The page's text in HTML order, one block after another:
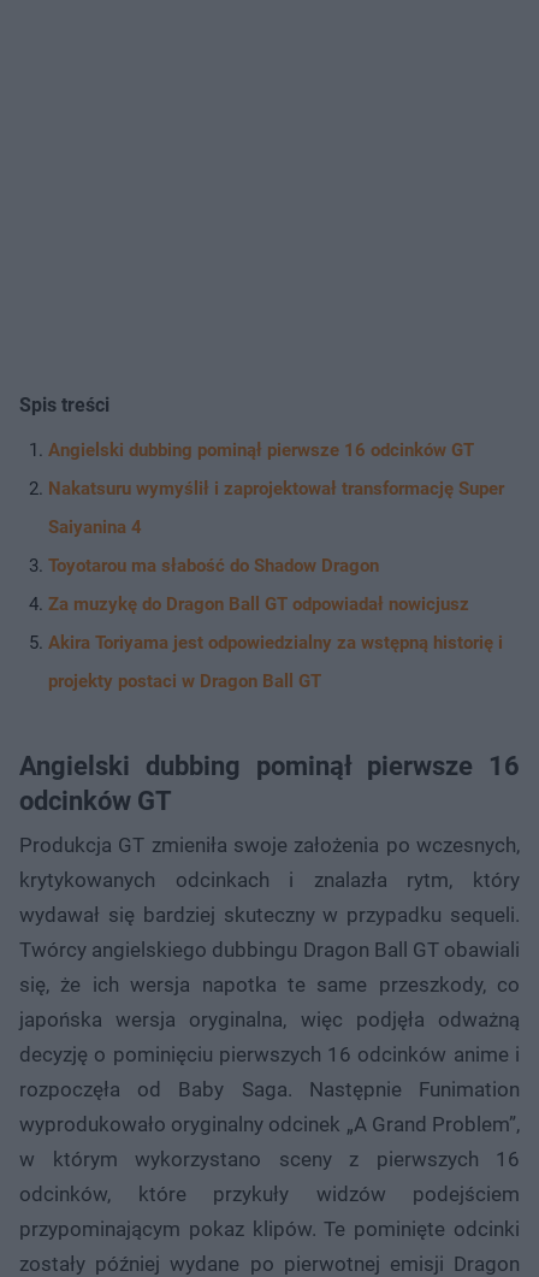
Spis treści
Angielski dubbing pominął pierwsze 16 odcinków GT
Nakatsuru wymyślił i zaprojektował transformację Super
Saiyanina 4
Toyotarou ma słabość do Shadow Dragon
Za muzykę do Dragon Ball GT odpowiadał nowicjusz
Akira Toriyama jest odpowiedzialny za wstępną historię i
projekty postaci w Dragon Ball GT
Angielski dubbing pominął pierwsze 16
odcinków GT
Produkcja GT zmieniła swoje założenia po wczesnych,
krytykowanych odcinkach i znalazła rytm, który
wydawał się bardziej skuteczny w przypadku sequeli.
Twórcy angielskiego dubbingu Dragon Ball GT obawiali
się, że ich wersja napotka te same przeszkody, co
japońska wersja oryginalna, więc podjęła odważną
decyzję o pominięciu pierwszych 16 odcinków anime i
rozpoczęła od Baby Saga. Następnie Funimation
wyprodukowało oryginalny odcinek „A Grand Problem”,
w którym wykorzystano sceny z pierwszych 16
odcinków, które przykuły widzów podejściem
przypominającym pokaz klipów. Te pominięte odcinki
zostały później wydane po pierwotnej emisji Dragon